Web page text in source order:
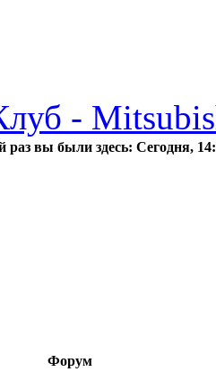
-
раз вы были здесь: Сегодня,
Форум